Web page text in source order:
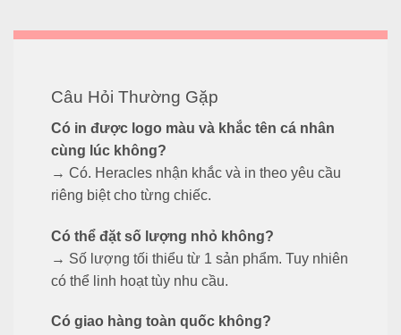
Câu Hỏi Thường Gặp
Có in được logo màu và khắc tên cá nhân
cùng lúc không?
→ Có. Heracles nhận khắc và in theo yêu cầu
riêng biệt cho từng chiếc.
Có thể đặt số lượng nhỏ không?
→ Số lượng tối thiểu từ 1 sản phẩm. Tuy nhiên
có thể linh hoạt tùy nhu cầu.
Có giao hàng toàn quốc không?